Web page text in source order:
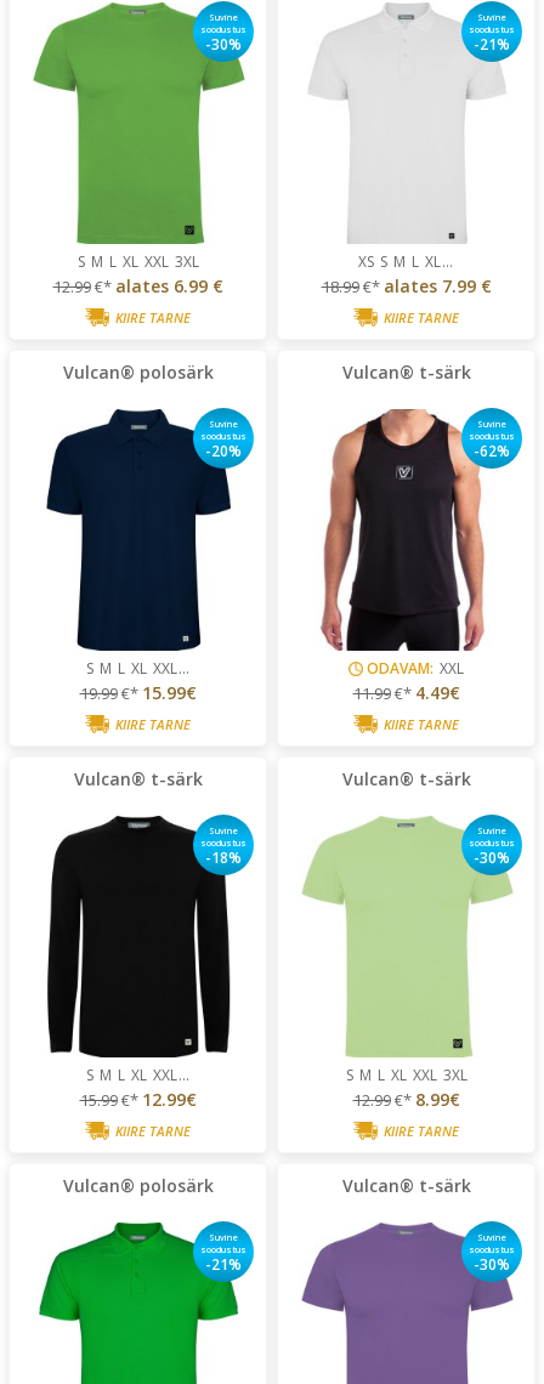
Suvine
soodustus
-30%
S M L XL XXL 3XL
12.99€* alates6.99 €
KIIRE TARNE
Suvine
soodustus
-21%
XS S M L XL...
18.99€* alates7.99 €
KIIRE TARNE
Vulcan® polosärk
Suvine
soodustus
-20%
S M L XL XXL...
19.99€* 15.99€
KIIRE TARNE
Vulcan® t-särk
Suvine
soodustus
-62%
ODAVAM: XXL
11.99€* 4.49€
KIIRE TARNE
Vulcan® t-särk
Suvine
soodustus
-18%
S M L XL XXL...
15.99€* 12.99€
KIIRE TARNE
Vulcan® t-särk
Suvine
soodustus
-30%
S M L XL XXL 3XL
12.99€* 8.99€
KIIRE TARNE
Vulcan® polosärk
Suvine
soodustus
-21%
Vulcan® t-särk
Suvine
soodustus
-30%